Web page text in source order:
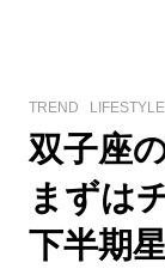
TREND LIFESTYLE
双子座
まずは
下半期